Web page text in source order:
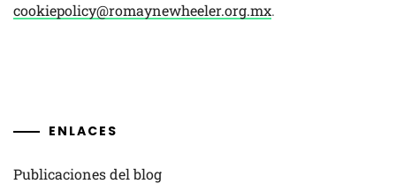
cookiepolicy@romaynewheeler.org.mx.
ENLACES
Publicaciones del blog